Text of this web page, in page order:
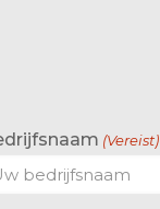
(Vereist)